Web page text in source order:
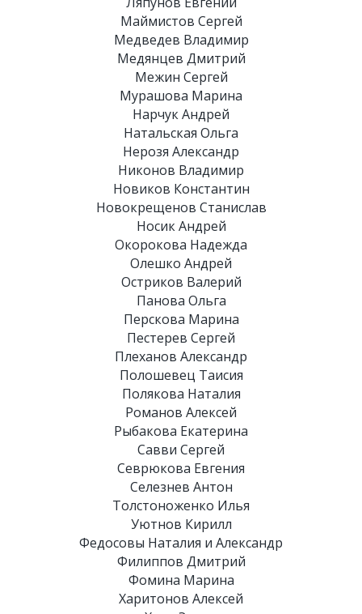
Маймистов Сергей
Медведев Владимир
Медянцев Дмитрий
Межин Сергей
Мурашова Марина
Нарчук Андрей
Натальская Ольга
Нерозя Александр
Никонов Владимир
Новиков Константин
Новокрещенов Станислав
Носик Андрей
Окорокова Надежда
Олешко Андрей
Остриков Валерий
Панова Ольга
Перскова Марина
Пестерев Сергей
Плеханов Александр
Полошевец Таисия
Полякова Наталия
Романов Алексей
Рыбакова Екатерина
Савви Сергей
Севрюкова Евгения
Селезнев Антон
Толстоноженко Илья
Уютнов Кирилл
Федосовы Наталия и Александр
Филиппов Дмитрий
Фомина Марина
Харитонов Алексей